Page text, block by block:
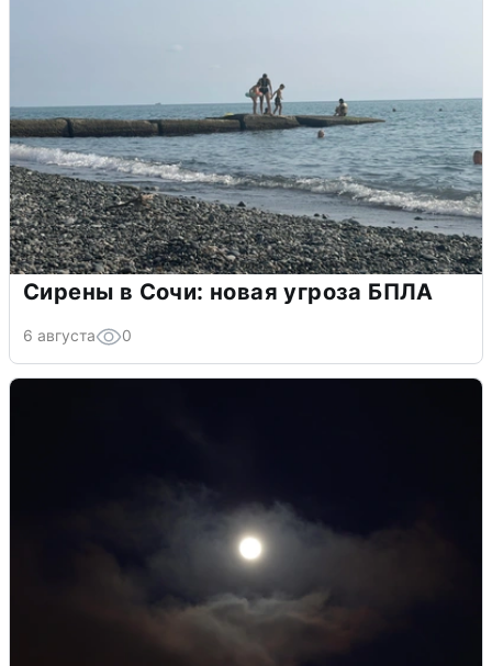
Сирены в Сочи: новая угроза БПЛА
6 августа 0